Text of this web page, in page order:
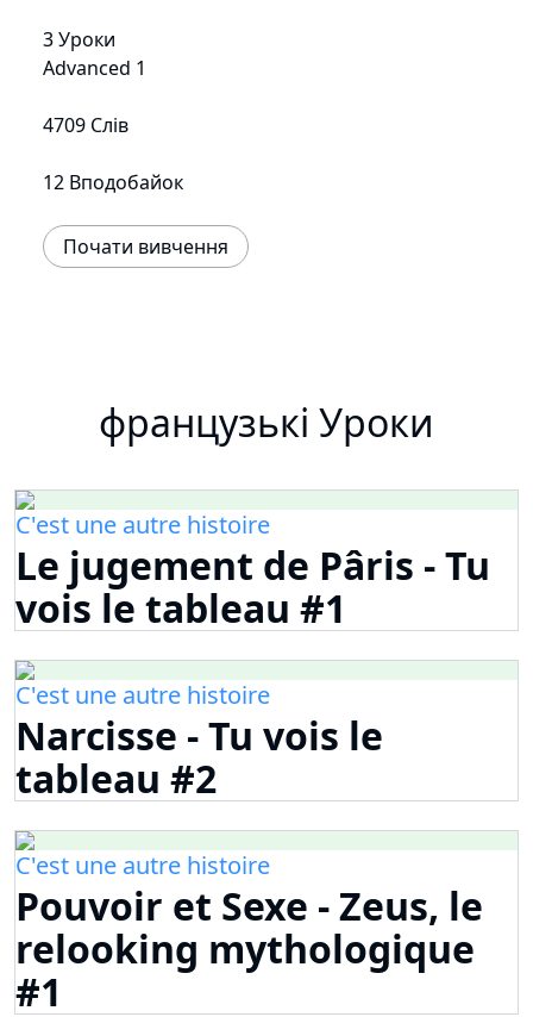
3 Уроки
Advanced 1
4709 Слів
12 Вподобайок
Почати вивчення
французькі Уроки
C'est une autre histoire
Le jugement de Pâris - Tu
vois le tableau #1
C'est une autre histoire
Narcisse - Tu vois le
tableau #2
C'est une autre histoire
Pouvoir et Sexe - Zeus, le
relooking mythologique
#1